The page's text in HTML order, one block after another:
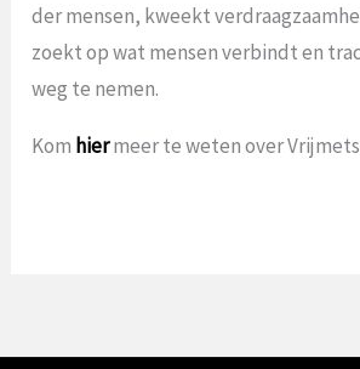
der mensen, kweekt
zoekt op wat mensen verbindt en
weg te nemen.
Kom hiermeer te weten over